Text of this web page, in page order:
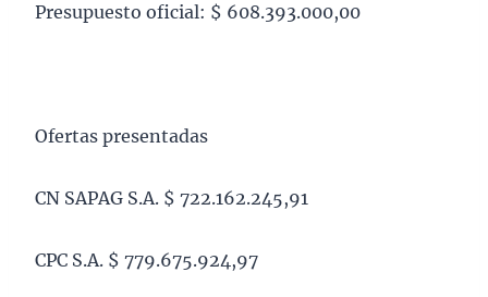
Presupuesto oficial: $ 608.393.000,00
Ofertas presentadas
CN SAPAG S.A. $ 722.162.245,91
CPC S.A. $ 779.675.924,97